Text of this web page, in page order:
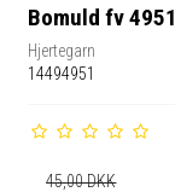
Bomuld fv 4951
Hjertegarn
14494951
45,00 DKK